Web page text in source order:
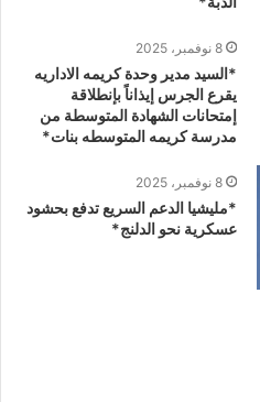
8 نوفمبر، 2025
*السيد مدير وحدة كريمه الاداريه
يقرع الجرس إيذاناً بإنطلاقة
إمتحانات الشهادة المتوسطة من
مدرسة كريمه المتوسطه بنات*
8 نوفمبر، 2025
*مليشيا الدعم السريع تدفع بحشود
عسكرية نحو الدلنج*